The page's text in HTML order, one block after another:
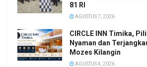
81 RI
AGUSTUS 7, 2026
CIRCLE INN Timika,
Nyaman dan
Mozes Kilangin
AGUSTUS 4, 2026